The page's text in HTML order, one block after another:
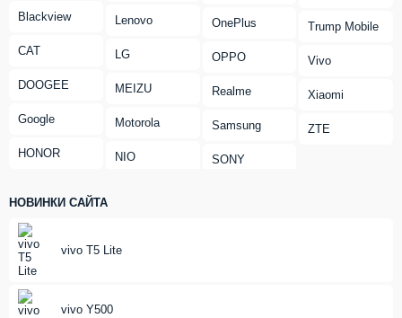
Blackview
CAT
DOOGEE
Google
HONOR
Lenovo
LG
MEIZU
Motorola
NIO
OnePlus
OPPO
Realme
Samsung
SONY
Trump Mobile
Vivo
Xiaomi
ZTE
НОВИНКИ САЙТА
vivo T5 Lite
vivo Y500